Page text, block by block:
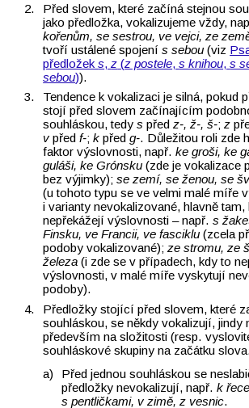
Před slovem, které začíná stejnou
jako předložka, vokalizujeme vždy,
kořenům, se sestrou, ve vejci, ze
tvoří ustálené spojenís sebou (viz
předložeks,z (z postele,s knihou,s
sebou)).
Tendence k vokalizaci je silná, pokud
stojí před slovem začínajícím
souhláskou, tedys předz‑, ž‑, š‑;z
v předf‑;k předg‑. Důležitou roli zde
faktor výslovnosti, např.ke groši, ke
guláši, ke Grónsku (zde je vokalizace
bez výjimky);se zemí, se ženou, se
(u tohoto typu se ve velmi malé míře
i varianty nevokalizované, hlavně tam,
nepřekážejí výslovnosti –⁠⁠⁠⁠⁠⁠⁠⁠ např.s
Finsku, ve Francii, ve fasciklu (zcela
podoby vokalizované);ze stromu, ze
železa (i zde se v případech, kdy to
výslovnosti, v malé míře vyskytují
podoby).
Předložky stojící před slovem, které
souhláskou, se někdy vokalizují, jindy
především na složitosti (resp.
souhláskové skupiny na začátku slova.
Před jednou souhláskou se
předložky nevokalizují, např. k
s pentličkami, v zimě, z vesnic.